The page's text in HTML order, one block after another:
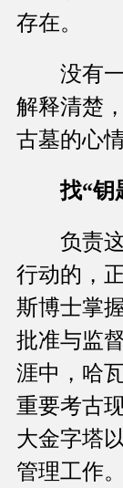
存在。
没有一
解释清楚
古墓的心情
找“钥
负责这
行动的，
斯博士掌
批准与监
涯中，哈
重要考古
大金字塔
管理工作